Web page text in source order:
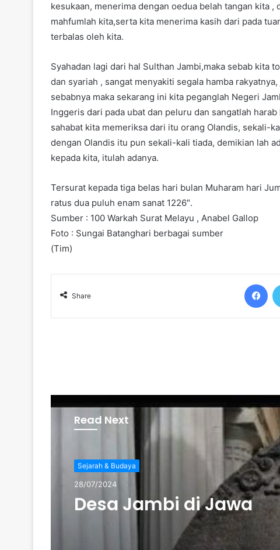
kesukaan, menerima dengan oedua belah tangan kita
mahfumlah kita,serta kita menerima kasih dari pada
terbalas oleh kita.
Syahadan lagi dari hal Sulthan Jambi,maka sebab kita
dan syariah , sangat menyakiti segala hamba
sebabnya maka sekarang ini kita peganglah Negeri
Inggeris dari pada ubat dan peluru dan sangatlah
sahabat kita memeriksa dari itu orang Olandis, sekali-
dengan Olandis itu pun sekali-kali tiada, demikian lah
kepada kita, itulah adanya.
Tersurat kepada tiga belas hari bulan Muharam hari
ratus dua puluh enam sanat 1226″.
Sumber : 100 Warkah Surat Melayu , Anabel Gallop
Foto : Sungai Batanghari berbagai sumber
(Tim)
Share
Read Next
Sejarah & Budaya
28/07/2024
Desa Jambi di Jawa